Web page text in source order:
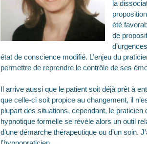
la
été
de
état de conscience modifié. L’enjeu du
permettre de reprendre le contrôle de ses
Il arrive aussi que le patient soit déjà prêt à
que celle-ci soit propice au changement, il
plupart des situations, cependant, le
hypnotique formelle se révèle alors un outil
d’une démarche thérapeutique ou d’un soin.